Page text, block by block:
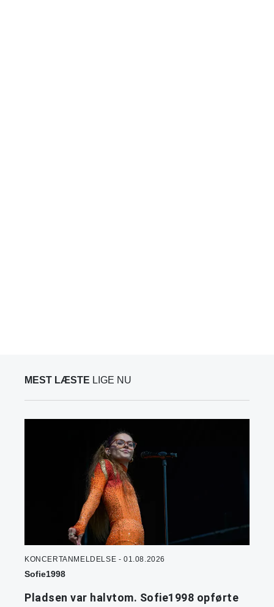
MEST LÆSTE LIGE NU
KONCERTANMELDELSE - 01.08.2026
Sofie1998
Pladsen var halvtom. Sofie1998 opførte